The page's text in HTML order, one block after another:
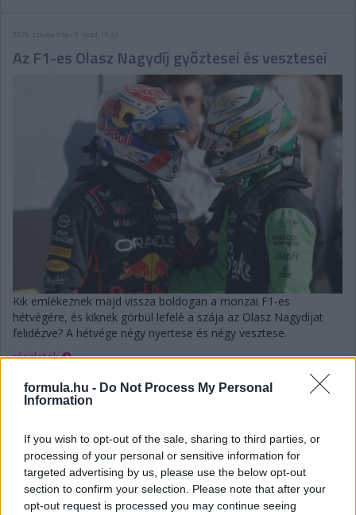
formula.hu - Do Not Process My Personal
Information
If you wish to opt-out of the sale, sharing to third parties, or
processing of your personal or sensitive information for
targeted advertising by us, please use the below opt-out
section to confirm your selection. Please note that after your
opt-out request is processed you may continue seeing
2025. szeptember 9. kedd, 19:24
Az F1-es Olasz Nagydíj győztesei és vesztesei
Kik emlékeznek majd vissza boldogan a monzai F1-es
hétvégére, és kiknek görbül lefelé a szája az Olasz Nagydíjat
felidézve? A hétvége négy nyertese és négy vesztese.
részletek
2025. szeptember 9. kedd, 14:34